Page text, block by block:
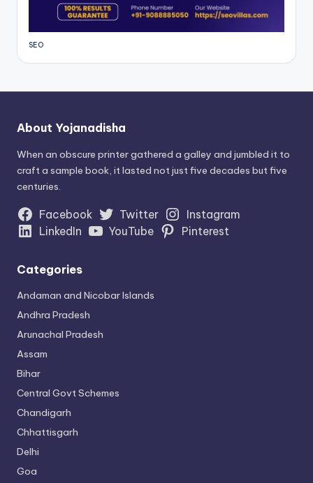
SEO
About Yojanadisha
When an obscure printer gathered a galley and jumbled it to
craft a sample book, it lasted not just five decades but five
centuries.
Facebook Twitter
Instagram
LinkedIn
YouTube Pinterest
Categories
Andaman and Nicobar Islands
Andhra Pradesh
Arunachal Pradesh
Assam
Bihar
Central Govt Schemes
Chandigarh
Chhattisgarh
Delhi
Goa